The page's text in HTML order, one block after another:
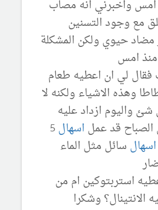
امس واخبرني انه مصاب
مع وجود التسنين
مضاد حيوي ولكن المشكلة
منذ امس
فقال لي ان اعطيه طعام
وهذه الاشياء ولكنه لا
شئ واليوم ازداد عليه
قد عمل اسهال5
اسهال سائل مثل الماء
استربتوكين ام من
الانتينال؟ وشكرا